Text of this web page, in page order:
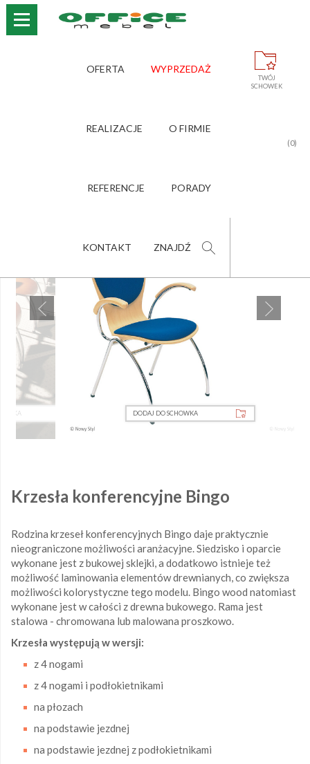
OFERTA WYPRZEDAŻ
REALIZACJE O FIRMIE
REFERENCJE PORADY
KONTAKT ZNAJDŹ
TWÓJ
SCHOWEK
(0)
KRZESŁA KONFERENCYJNE BINGO ›
DODAJ DO SCHOWKA
Krzesła konferencyjne Bingo
Rodzina krzeseł konferencyjnych Bingo daje praktycznie
nieograniczone możliwości aranżacyjne. Siedzisko i oparcie
wykonane jest z bukowej sklejki, a dodatkowo istnieje też
możliwość laminowania elementów drewnianych, co zwiększa
możliwości kolorystyczne tego modelu. Bingo wood natomiast
wykonane jest w całości z drewna bukowego. Rama jest
stalowa - chromowana lub malowana proszkowo.
Krzesła występują w wersji:
z 4 nogami
z 4 nogami i podłokietnikami
na płozach
na podstawie jezdnej
na podstawie jezdnej z podłokietnikami